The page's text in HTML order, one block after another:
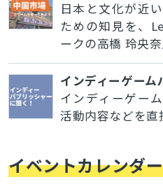
日本と文化が近
ための知見を、
ークの高橋 玲央奈
インディーゲーム
インディーゲー
活動内容などを直
イベントカレンダー